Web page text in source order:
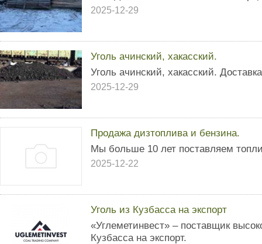
2025-12-29
Уголь ачинский, хакасский.
Уголь ачинский, хакасский.
2025-12-29
Продажа дизтоплива и бензина.
Мы больше 10 лет поставляем
2025-12-22
Уголь из Кузбасса на экспорт
«Углеметинвест» – поставщик
Кузбасса на экспорт.